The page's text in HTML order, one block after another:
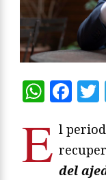
E l
del